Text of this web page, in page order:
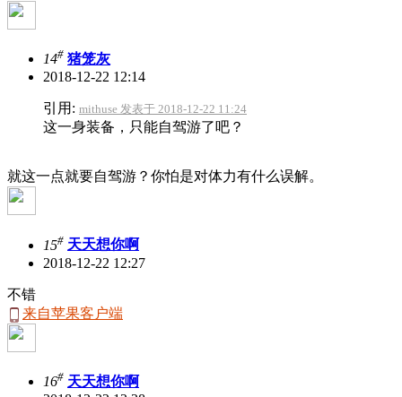
14# 猪笼灰
2018-12-22 12:14
引用: mithuse 发表于 2018-12-22 11:24
这一身装备，只能自驾游了吧？
就这一点就要自驾游？你怕是对体力有什么误解。
15# 天天想你啊
2018-12-22 12:27
不错
来自苹果客户端
16# 天天想你啊